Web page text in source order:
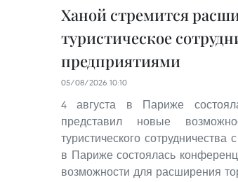
Ханой стремится
туристическое
предприятиями
05/08/2026 10:10
4 августа в Париже
представил новые
туристического
в Париже состоялась
возможности для расширения